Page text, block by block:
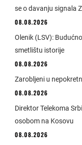
se o davanju signala
08.08.2026
Olenik (LSV):
smetlištu istorije
08.08.2026
Zarobljeni u
08.08.2026
Direktor Telekoma
osobom na Kosovu
08.08.2026